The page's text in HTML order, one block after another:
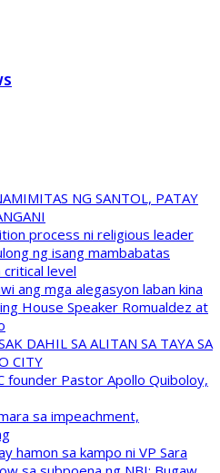
NG SANTOL, PATAY
process ni religious leader
ng isang mambabatas
critical level
ang mga alegasyon laban kina
House Speaker Romualdez at
DAHIL SA ALITAN SA TAYA SA
CITY
founder Pastor Apollo Quiboloy,
sa impeachment,
hamon sa kampo ni VP Sara